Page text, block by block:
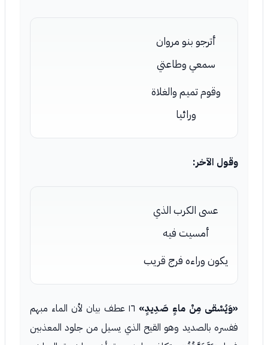
أترجو بنو مروان
سمعي وطاعتي
وقوم تميم والغلاة
ورائيا
وقول الآخر:
عسى الكرب الذي
أمسيت فيه
يكون وراءه فرج قريب
«وَيُسْقى مِنْ ماءٍ صَدِيدٍ»
١٦ عطف بيان لأن الماء مبهم
ففسره بالصديد وهو القيح الذي يسيل من جلود المعذبين